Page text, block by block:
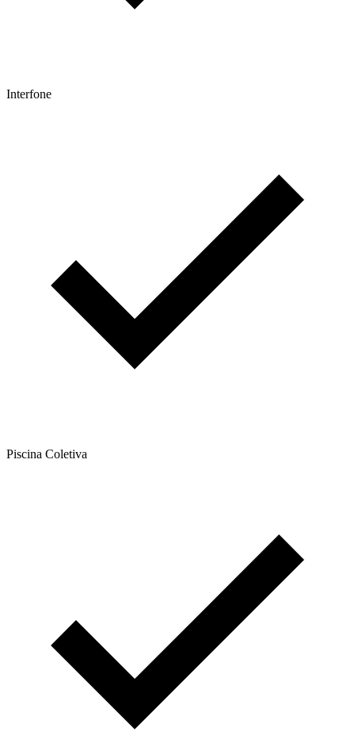
Interfone
Piscina Coletiva